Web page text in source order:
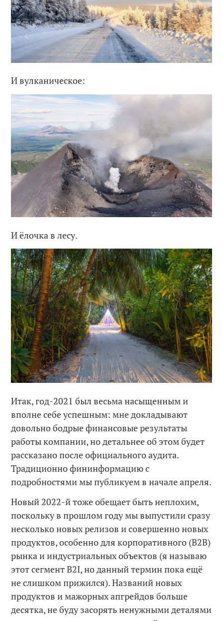
И вулканическое:
И ёлочка в лесу.
Итак, год-2021 был весьма насыщенным и
вполне себе успешным: мне докладывают
довольно бодрые финансовые результаты
работы компании, но детальнее об этом будет
рассказано после официального аудита.
Традиционно фининформацию с
подробностями мы публикуем в начале апреля.
Новый 2022-й тоже обещает быть неплохим,
поскольку в прошлом году мы выпустили сразу
несколько новых релизов и совершенно новых
продуктов, особенно для корпоративного (B2B)
рынка и индустриальных объектов (я называю
этот сегмент B2I, но данный термин пока ещё
не слишком прижился). Названий новых
продуктов и мажорных апгрейдов больше
десятка, не буду засорять ненужными деталями